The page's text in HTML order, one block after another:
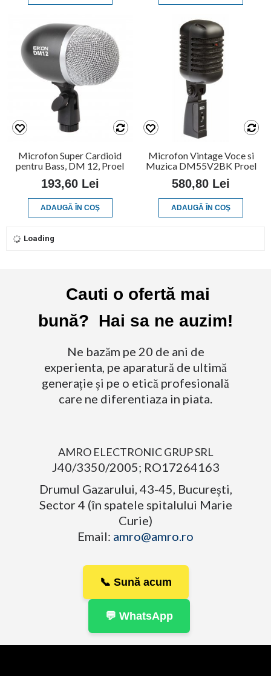
Microfon Super Cardioid
pentru Bass, DM 12, Proel
193,60 Lei
ADAUGĂ ÎN COŞ
Microfon Vintage Voce si
Muzica DM55V2BK Proel
580,80 Lei
ADAUGĂ ÎN COŞ
Loading
Cauti o ofertă mai
bună? Hai sa ne auzim!
Ne bazăm pe 20 de ani de
experienta, pe aparatură de ultimă
generație și pe o etică profesională
care ne diferentiaza in piata.
AMRO ELECTRONIC GRUP SRL
J40/3350/2005; RO17264163
Drumul Gazarului, 43-45, București,
Sector 4 (în spatele spitalului Marie
Curie)
Email: amro@amro.ro
📞 Sună acum
💬 WhatsApp